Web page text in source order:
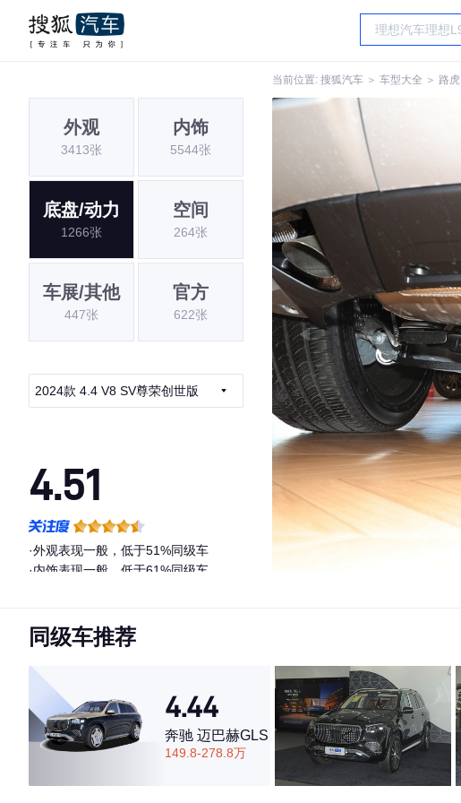
当前位置: 搜狐汽车 ＞ 车型大全 ＞ 路虎
外观
3413张
内饰
5544张
底盘/动力
1266张
空间
264张
车展/其他
447张
官方
622张
2024款 4.4 V8 SV尊荣创世版
4.51
·外观表现一般，低于51%同级车
·内饰表现一般，低于61%同级车
同级车推荐
4.44
奔驰 迈巴赫GLS
149.8-278.8万